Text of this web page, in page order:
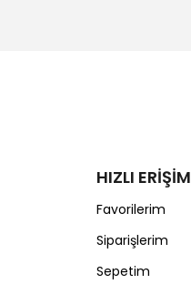
HIZLI ERİŞİM
Favorilerim
Siparişlerim
Sepetim